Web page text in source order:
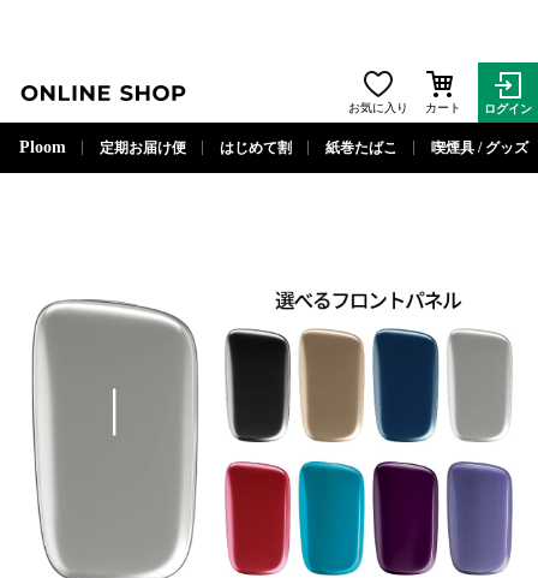
お気に入り カート ログイン
Ploom 定期お届け便 はじめて割 紙巻たばこ 喫煙具 / グッズ